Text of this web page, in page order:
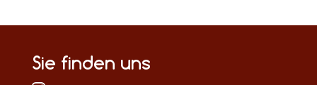
Sie finden uns